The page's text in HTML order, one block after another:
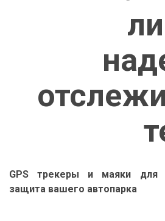
GPS трекеры и маяки для
защита вашего автопарка